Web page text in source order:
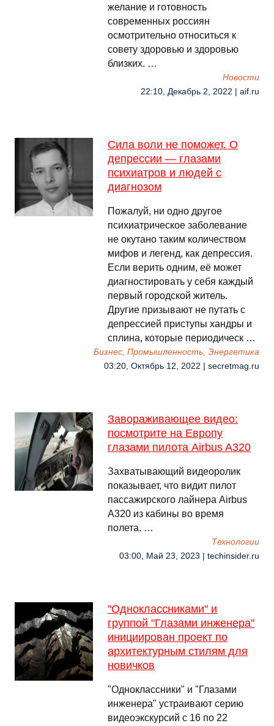
желание и готовность
современных россиян
осмотрительно относиться к
совету здоровью и здоровью
близких. …
Новости
22:10, Декабрь 2, 2022 | aif.ru
Сила воли не поможет. О
депрессии — глазами
психиатров и людей с
диагнозом
Пожалуй, ни одно другое
психиатрическое заболевание
не окутано таким количеством
мифов и легенд, как депрессия.
Если верить одним, её может
диагностировать у себя каждый
первый городской житель.
Другие призывают не путать с
депрессией приступы хандры и
сплина, которые периодическ …
Бизнес, Промышленность, Энергетика
03:20, Октябрь 12, 2022 | secretmag.ru
Завораживающее видео:
посмотрите на Европу
глазами пилота Airbus A320
Захватывающий видеоролик
показывает, что видит пилот
пассажирского лайнера Airbus
A320 из кабины во время
полета. …
Технологии
03:00, Май 23, 2023 | techinsider.ru
"Одноклассниками" и
группой "Глазами инженера"
инициирован проект по
архитектурным стилям для
новичков
"Одноклассники" и "Глазами
инженера" устраивают серию
видеоэкскурсий с 16 по 22